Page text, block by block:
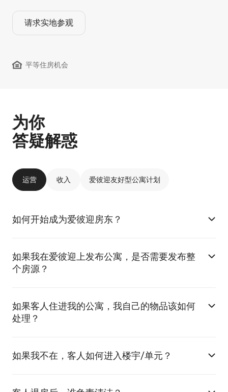
请求实地参观
平等住房机会
为你
答疑解惑
运营 收入 爱彼迎友好型公寓计划
如何开始成为爱彼迎房东？
如果我在爱彼迎上发布公寓，是否需要发布整
个房源？
如果客人住进我的公寓，我自己的物品该如何
处理？
如果我不在，客人如何进入楼宇/单元？